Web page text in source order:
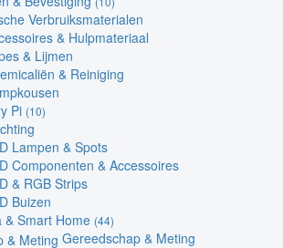
Verbruiksmaterialen
& Hulpmateriaal
& Lijmen
& Reiniging
Pi (10)
Lampen & Spots
Componenten & Accessoires
& RGB Strips
Buizen
& Smart Home (44)
Gereedschap & Meting